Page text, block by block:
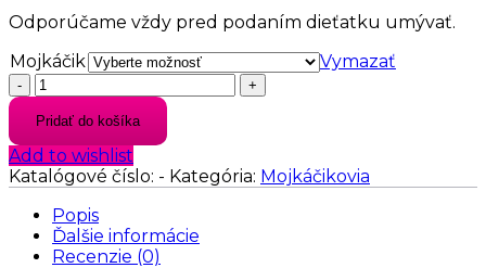
Odporúčame vždy pred podaním dieťatku umývať.
Mojkáčik
Vymazať
množstvo
BEZPEČNÝ
MOJKÁČIK
PLIENOČKA
Pridať do košíka
Add to wishlist
Katalógové číslo: - Kategória: Mojkáčikovia
Popis
Ďalšie informácie
Recenzie (0)